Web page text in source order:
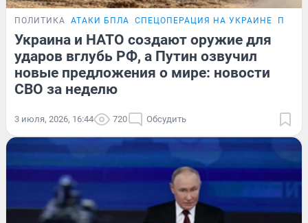
ПОЛИТИКА АТАКИ БПЛА СПЕЦОПЕРАЦИЯ НА УКРАИНЕ
Украина и НАТО создают оружие для
ударов вглубь РФ, а Путин озвучил
новые предложения о мире: новости
СВО за неделю
3 июля, 2026, 16:44 720 Обсудить